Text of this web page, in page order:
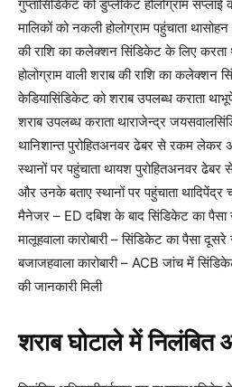
गुप्तासिंडिकेट को डुप्लीकेट होलोग्राम सप्लाई
मालिकों को नकली होलोग्राम पहुंचाता थासोहन
की राशि का कलेक्शन सिंडिकेट के लिए करता
होलोग्राम वाली शराब की राशि का कलेक्शन
केडियासिंडिकेट को शराब उपलब्ध कराता
शराब उपलब्ध कराता थाराजेन्द्र
थानिशान्त पुरोहितअनवर ढेबर से रकम
स्थानों पर पहुंचाता थायश पुरोहितअनवर
और उनके बताए स्थानों पर पहुंचाता
मैनेजर – ED दबिश के बाद सिंडिकेट का पैसा
मालूहवाला कारोबारी – सिंडिकेट का पैसा दूसरे
बजाजहवाला कारोबारी – ACB जांच में
की जानकारी मिली
शराब घोटाले में निलंबित